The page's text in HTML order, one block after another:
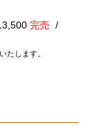
完売
たします。